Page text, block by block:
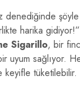
denediğinde
harika
Sigarillo, bir
uyum sağlıyor.
keyifle tüketilebilir.